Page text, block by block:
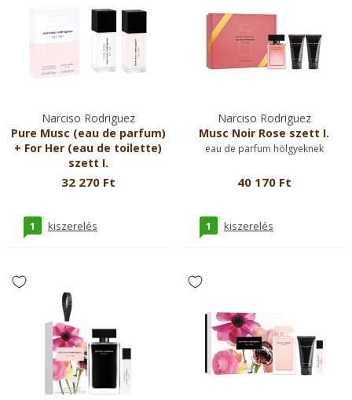
Narciso Rodriguez
Pure Musc (eau de parfum)
+ For Her (eau de toilette)
szett I.
eau de parfum hölgyeknek
32 270 Ft
1 kiszerelés
Narciso Rodriguez
Musc Noir Rose szett I.
eau de parfum hölgyeknek
40 170 Ft
1 kiszerelés